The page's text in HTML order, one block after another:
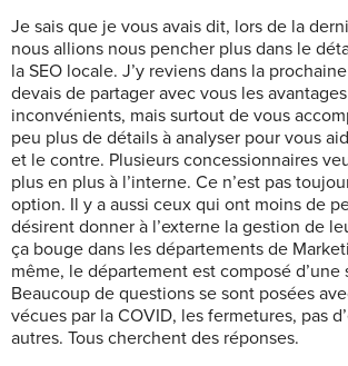
Je sais que je vous avais dit, lors de la
nous allions nous pencher plus dans le
la SEO locale. J’y reviens dans la
devais de partager avec vous les
inconvénients, mais surtout de vous
peu plus de détails à analyser pour vous
et le contre. Plusieurs concessionnaires
plus en plus à l’interne. Ce n’est pas
option. Il y a aussi ceux qui ont moins de
désirent donner à l’externe la gestion de
ça bouge dans les départements de
même, le département est composé d’une
Beaucoup de questions se sont posées
vécues par la COVID, les fermetures, pas
autres. Tous cherchent des réponses.